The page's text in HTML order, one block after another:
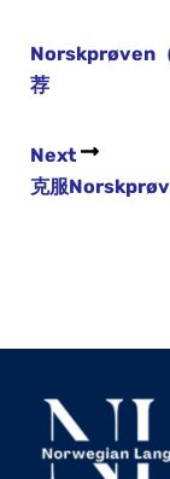
Norskprøven
荐
Next
克服